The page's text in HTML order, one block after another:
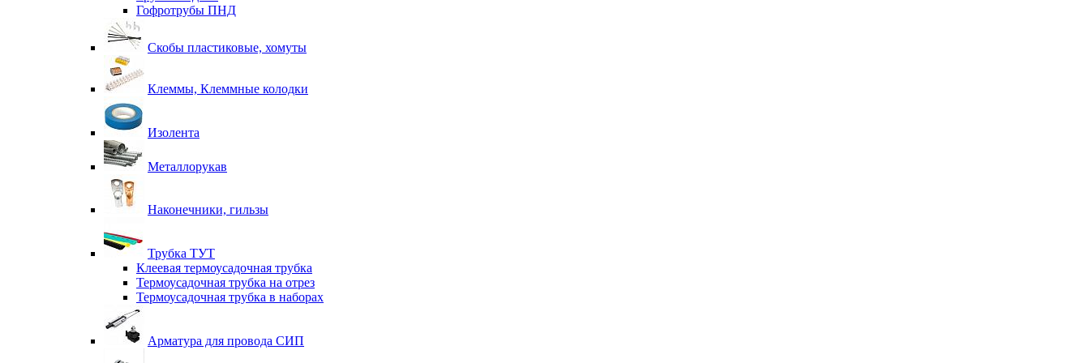
Гофротрубы ПНД
Скобы пластиковые, хомуты
Клеммы, Клеммные колодки
Изолента
Металлорукав
Наконечники, гильзы
Трубка ТУТ
Клеевая термоусадочная трубка
Термоусадочная трубка на отрез
Термоусадочная трубка в наборах
Арматура для провода СИП